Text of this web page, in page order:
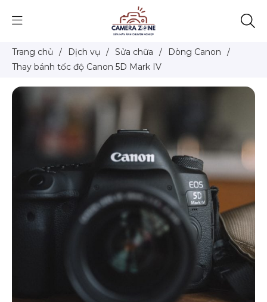
Trang chủ / Dịch vụ / Sửa chữa / Dòng Canon
/
Thay bánh tốc độ Canon 5D Mark IV